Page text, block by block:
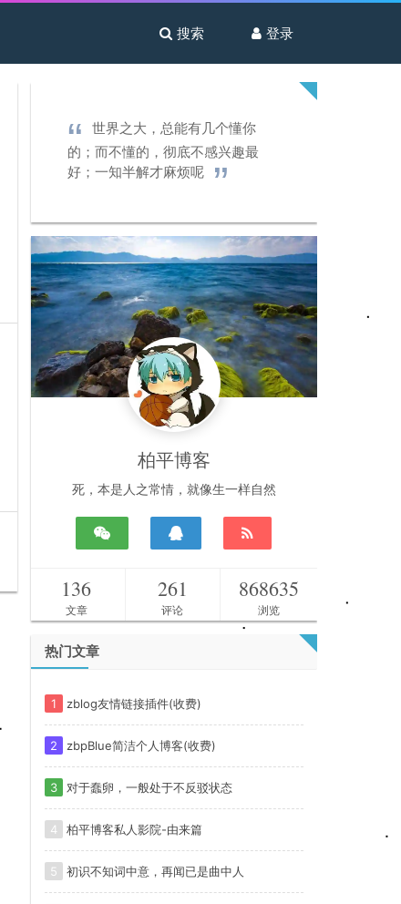
登录
搜索
世界之大，总能有几个懂你
的；而不懂的，彻底不感兴趣最
好；一知半解才麻烦呢
柏平博客
死，本是人之常情，就像生一样自然
136
文章
261
评论
868635
浏览
热门文章
1 zblog友情链接插件(收费)
2 zbpBlue简洁个人博客(收费)
3 对于蠢卵，一般处于不反驳状态
4 柏平博客私人影院-由来篇
5 初识不知词中意，再闻已是曲中人